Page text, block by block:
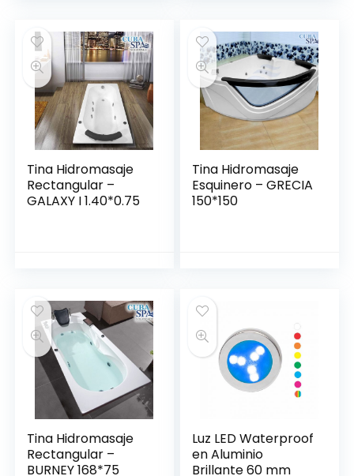
Tina Hidromasaje
Rectangular –
GALAXY I 1.40*0.75
Tina Hidromasaje
Esquinero – GRECIA
150*150
Tina Hidromasaje
Rectangular –
BURNEY 168*75
Luz LED Waterproof
en Aluminio
Brillante 60 mm